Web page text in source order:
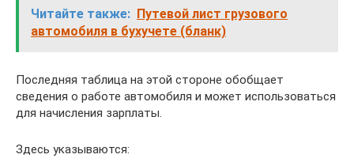
Читайте также: Путевой лист грузового
автомобиля в бухучете (бланк)
Последняя таблица на этой стороне обобщает
сведения о работе автомобиля и может использоваться
для начисления зарплаты.
Здесь указываются: